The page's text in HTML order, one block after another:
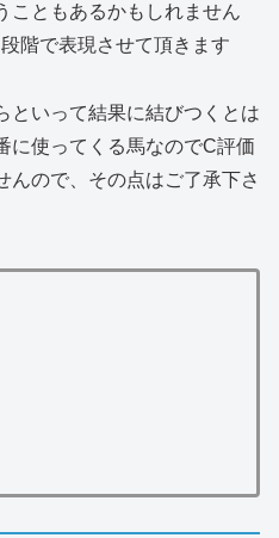
こともあるかもしれません
階で表現させて頂きます
といって結果に結びつくとは
に使ってくる馬なのでC評価
んので、その点はご了承下さ